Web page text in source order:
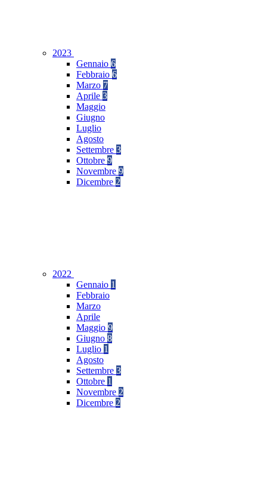
2023
Gennaio 6
Febbraio 6
Marzo 7
Aprile 3
Maggio
Giugno
Luglio
Agosto
Settembre 3
Ottobre 9
Novembre 9
Dicembre 2
2022
Gennaio 1
Febbraio
Marzo
Aprile
Maggio 9
Giugno 8
Luglio 1
Agosto
Settembre 3
Ottobre 1
Novembre 2
Dicembre 2